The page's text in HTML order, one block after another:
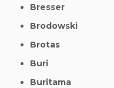
Bresser
Brodowski
Brotas
Buri
Buritama